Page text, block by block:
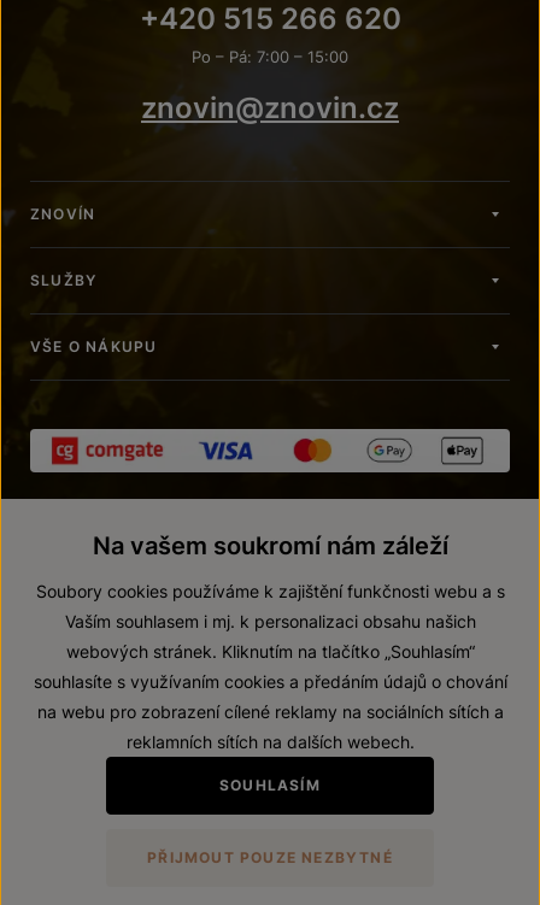
+420 515 266 620
Po – Pá: 7:00 – 15:00
znovin@znovin.cz
ZNOVÍN
SLUŽBY
VŠE O NÁKUPU
© 2026 ZNOVÍN ZNOJMO, a. s.
Prohlášení o přístupnosti
Zákaz prodeje alkoholických nápojů osobám mladším 18 let.
VytvořilwebProgress
Na vašem soukromí nám záleží
Soubory cookies používáme k zajištění funkčnosti webu a s
Vaším souhlasem i mj. k personalizaci obsahu našich
webových stránek. Kliknutím na tlačítko „Souhlasím“
souhlasíte s využívaním cookies a předáním údajů o chování
na webu pro zobrazení cílené reklamy na sociálních sítích a
reklamních sítích na dalších webech.
SOUHLASÍM
PŘIJMOUT POUZE NEZBYTNÉ